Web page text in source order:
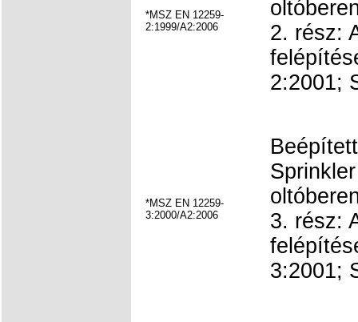
*MSZ EN 12259-
2:1999/A2:2006
2. rész:
2:2001;
*MSZ EN 12259-
3:2000/A2:2006
3. rész:
3:2001;